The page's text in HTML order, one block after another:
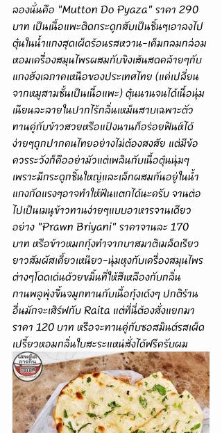
ลองนั่นคือ "Mutton Do Pyaza" ราคา 290
บาท เป็นเนื้อแพะติดกระดูกสับเป็นชิ้นๆเอาลงไป
ตุ๋นในน้ำแกงสุดเผ็ดร้อนรสหวาน-เค็มกลมกล่อม
หอมเครื่องสมุนไพรผสมกับขิงเส้นสดคล้ายๆกับ
แกงฮังเลภาคเหนือของประเทศไทย (แค่เปลี่ยน
จากหมูสามชั้นเป็นเนื้อแพะ) ตุ๋นนานจนได้เนื้อนุ่ม
เนียนละลายในปากไร้กลิ่นเหม็นสาบเฉพาะตัว
ทานคู่กับข้าวสวยหรือแป้งนานก็อร่อยฟินห์ได้
ง่ายๆถูกปากคนไทยอย่างไม่ต้องสงสัย แต่มีข้อ
ควรระวังก็คืออย่ามัวแต่เพลินกับเนื้อตุ๋นนุ่มๆ
เพราะมีกระดูกชิ้นใหญ่และเล็กผสมกันอยู่ในน้ำ
แกงกัดแรงๆอาจทำให้ฟันแตกได้นะครับ จานต่อ
ไปเป็นเมนูข้าวทานง่ายๆแบบอาหารจานเดียว
อย่าง "Prawn Briyani" ราคาจานละ 170
บาท หรือข้าวหมกกุ้งทำจากบาสมาติเมล็ดเรียว
ยาวสัมผัสเคี้ยวเหนียว-นุ่มหุงกับเครื่องสมุนไพร
ต่างๆโดดเด่นด้วยขมิ้นที่ให้สีเหลืองกับกลิ่น
กานพลูพุ่งขึ้นจมูกทานกับเนื้อกุ้งเด้งๆ ปกติร้าน
อื่นมักจะเสิร์ฟกับ Raita แต่ที่นี่ต้องสั่งแยกมา
ราคา 120 บาท หรือจะทานคู่กับซอสมินต์รสเผ็ด
เปรี้ยวหอมกลิ่นใบสะระแหน่สั่งได้ฟรีครับผม